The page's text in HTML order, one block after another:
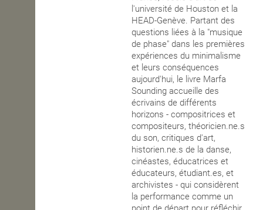
l'université de Houston et la
HEAD-Genève. Partant des
questions liées à la "musique
de phase" dans les premières
expériences du minimalisme
et leurs conséquences
aujourd'hui, le livre Marfa
Sounding accueille des
écrivains de différents
horizons - compositrices et
compositeurs, théoricien.ne.s
du son, critiques d'art,
historien.ne.s de la danse,
cinéastes, éducatrices et
éducateurs, étudiant.es, et
archivistes - qui considèrent
la performance comme un